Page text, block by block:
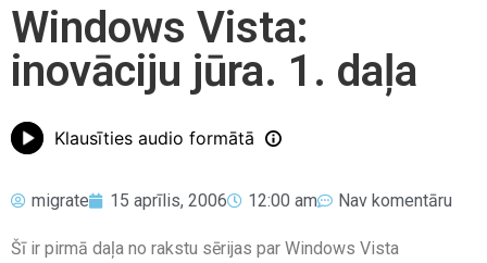
Windows Vista:
inovāciju jūra. 1. daļa
Klausīties audio formātā
migrate 15 aprīlis, 2006 12:00 am Nav komentāru
Šī ir pirmā daļa no rakstu sērijas par Windows Vista